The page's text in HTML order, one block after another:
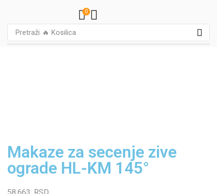
0
Pretraži 🔥 Kosilica
Makaze za secenje zive
ograde HL-KM 145°